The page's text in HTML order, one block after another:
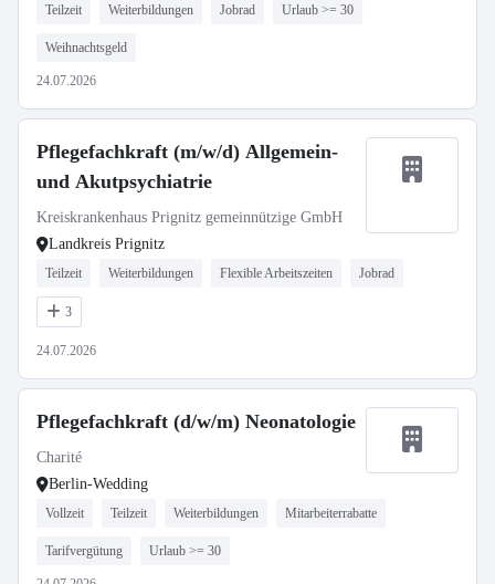
Teilzeit Weiterbildungen Jobrad Urlaub >= 30
Weihnachtsgeld
24.07.2026
Pflegefachkraft (m/w/d) Allgemein-
und Akutpsychiatrie
Kreiskrankenhaus Prignitz gemeinnützige GmbH
Landkreis Prignitz
Teilzeit Weiterbildungen Flexible Arbeitszeiten Jobrad
3
24.07.2026
Pflegefachkraft (d/w/m) Neonatologie
Charité
Berlin-Wedding
Vollzeit Teilzeit Weiterbildungen Mitarbeiterrabatte
Tarifvergütung Urlaub >= 30